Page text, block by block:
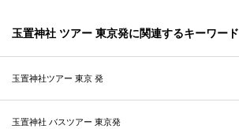
玉置神社 ツアー 東京発に関連するキーワード
玉置神社ツアー 東京 発
玉置神社 バスツアー 東京発